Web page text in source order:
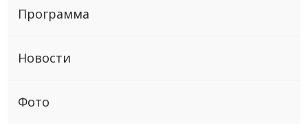
Программа
Новости
Фото